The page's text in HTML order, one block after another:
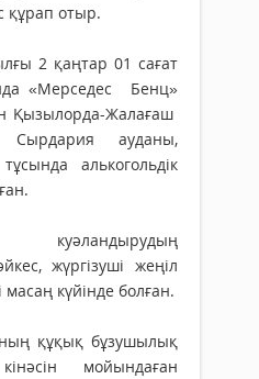
құрап отыр.
2 қаңтар 01 сағат
«Мерседес Бенц»
Қызылорда-Жалағаш
ауданы,
алькогольдік
жүргізуші жеңіл
масаң күйінде болған.
құқық бұзушылық
мойындаған